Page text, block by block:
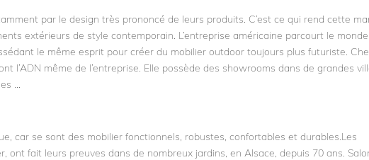
par le design très prononcé de leurs produits. C’est ce qui rend cette
extérieurs de style contemporain. L’entreprise américaine parcourt le monde
le même esprit pour créer du mobilier outdoor toujours plus futuriste.
l’ADN même de l’entreprise. Elle possède des showrooms dans de grandes
…
car se sont des mobilier fonctionnels, robustes, confortables et durables.Les
ont fait leurs preuves dans de nombreux jardins, en Alsace, depuis 70 ans.